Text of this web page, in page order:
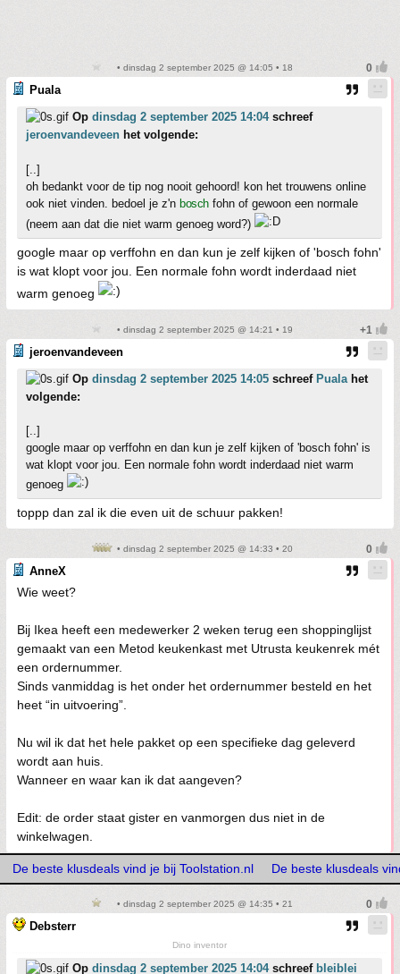
• dinsdag 2 september 2025 @ 14:05 • 18
Puala
Op dinsdag 2 september 2025 14:04schreef
jeroenvandeveen het volgende:
[..]
oh bedankt voor de tip nog nooit gehoord! kon het trouwens online
ook niet vinden. bedoel je z'n boschfohn of gewoon een normale
(neem aan dat die niet warm genoeg word?)
google maar op verffohn en dan kun je zelf kijken of 'bosch fohn'
is wat klopt voor jou. Een normale fohn wordt inderdaad niet
warm genoeg
• dinsdag 2 september 2025 @ 14:21 • 19
jeroenvandeveen
Op dinsdag 2 september 2025 14:05 schreef Puala het
volgende:
[..]
google maar op verffohn en dan kun je zelf kijken of 'bosch fohn' is
wat klopt voor jou. Een normale fohn wordt inderdaad niet warm
genoeg
toppp dan zal ik die even uit de schuur pakken!
• dinsdag 2 september 2025 @ 14:33 • 20
AnneX
Wie weet?
Bij Ikea heeft een medewerker 2 weken terug een shoppinglijst
gemaakt van een Metod keukenkast met Utrusta keukenrek mét
een ordernummer.
Sinds vanmiddag is het onder het ordernummer besteld en het
heet “in uitvoering”.
Nu wil ik dat het hele pakket op een specifieke dag geleverd
wordt aan huis.
Wanneer en waar kan ik dat aangeven?
Edit: de order staat gister en vanmorgen dus niet in de
winkelwagen.
De beste klusdeals vind je bij Toolstation.nl De beste klusdeals
• dinsdag 2 september 2025 @ 14:35 • 21
Debsterr
Dino inventor
Op dinsdag 2 september 2025 14:04schreef bleiblei